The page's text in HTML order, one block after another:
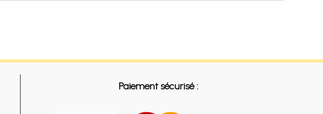
Paiement sécurisé :